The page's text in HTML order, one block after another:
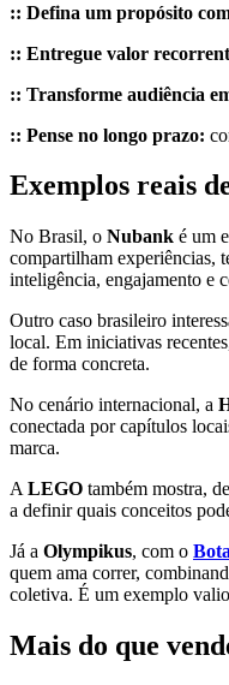
:: Defina um propósito
:: Entregue valor
:: Transforme audiência
:: Pense no longo prazo:
Exemplos reais
No Brasil, o Nubank é um
compartilham experiências,
inteligência, engajamento e
Outro caso brasileiro
local. Em iniciativas
de forma concreta.
No cenário internacional, a
conectada por capítulos
marca.
A LEGO também mostra,
a definir quais conceitos
Já a Olympikus, com o
quem ama correr,
coletiva. É um exemplo
Mais do que